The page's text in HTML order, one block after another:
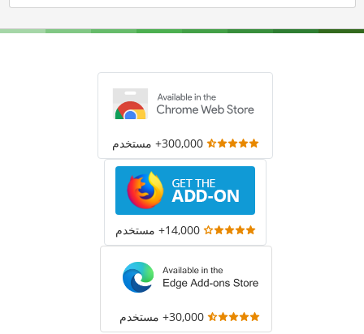
300,000+ مستخدم
14,000+ مستخدم
30,000+ مستخدم